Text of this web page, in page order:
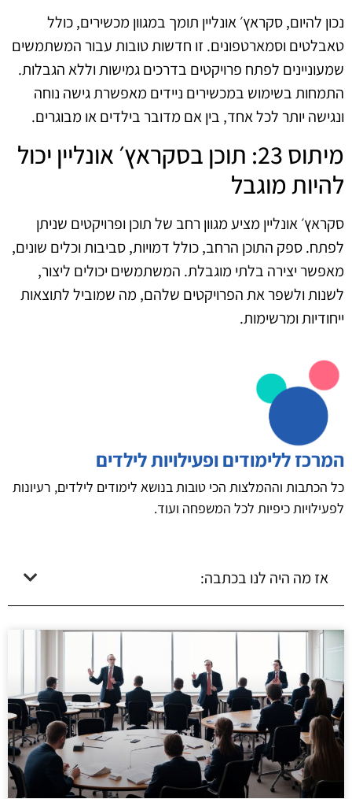
נכון להיום, סקראץ׳ אונליין תומך במגוון מכשירים, כולל
טאבלטים וסמארטפונים. זו חדשות טובות עבור המשתמשים
שמעוניינים לפתח פרויקטים בדרכים גמישות וללא הגבלות.
התמחות בשימוש במכשירים ניידים מאפשרת גישה נוחה
ונגישה יותר לכל אחד, בין אם מדובר בילדים או מבוגרים.
מיתוס 23: תוכן בסקראץ׳ אונליין יכול
להיות מוגבל
סקראץ׳ אונליין מציע מגוון רחב של תוכן ופרויקטים שניתן
לפתח. ספק התוכן הרחב, כולל דמויות, סביבות וכלים שונים,
מאפשר יצירה בלתי מוגבלת. המשתמשים יכולים ליצור,
לשנות ולשפר את הפרויקטים שלהם, מה שמוביל לתוצאות
ייחודיות ומרשימות.
המרכז ללימודים ופעילויות לילדים
כל הכתבות וההמלצות הכי טובות בנושא לימודים לילדים, רעיונות
לפעילויות כיפיות לכל המשפחה ועוד.
אז מה היה לנו בכתבה: